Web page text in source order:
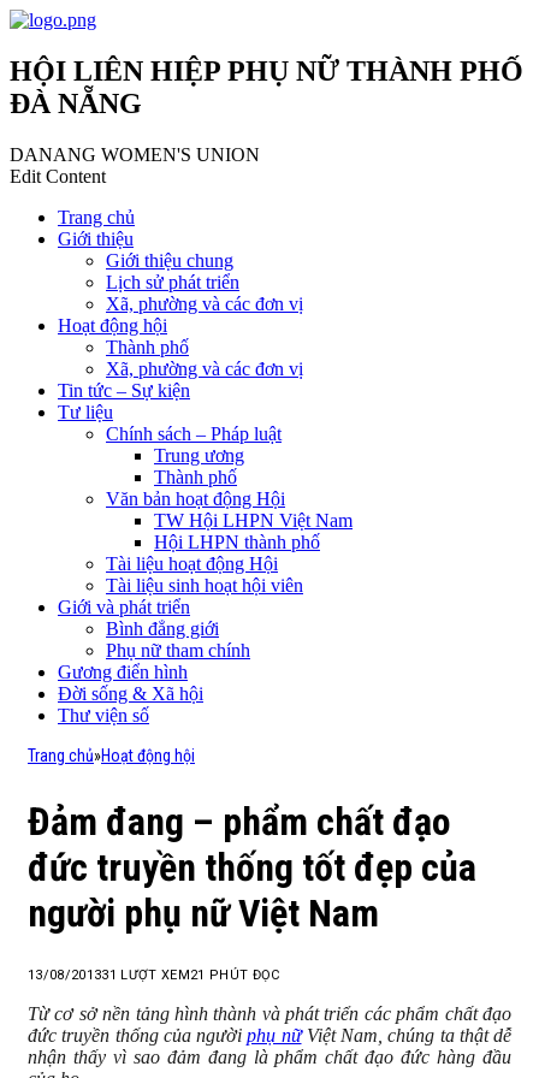
HỘI LIÊN HIỆP PHỤ NỮ THÀNH PHỐ
ĐÀ NẴNG
DANANG WOMEN'S UNION
Edit Content
Trang chủ
Giới thiệu
Giới thiệu chung
Lịch sử phát triển
Xã, phường và các đơn vị
Hoạt động hội
Thành phố
Xã, phường và các đơn vị
Tin tức – Sự kiện
Tư liệu
Chính sách – Pháp luật
Trung ương
Thành phố
Văn bản hoạt động Hội
TW Hội LHPN Việt Nam
Hội LHPN thành phố
Tài liệu hoạt động Hội
Tài liệu sinh hoạt hội viên
Giới và phát triển
Bình đẳng giới
Phụ nữ tham chính
Gương điển hình
Đời sống & Xã hội
Thư viện số
Trang chủ»Hoạt động hội
Đảm đang – phẩm chất đạo
đức truyền thống tốt đẹp của
người phụ nữ Việt Nam
13/08/201331 LƯỢT XEM 21 PHÚT ĐỌC
Từ cơ sở nền tảng hình thành và phát triển các phẩm chất đạo
đức truyền thống của ngườiphụ nữViệt Nam, chúng ta thật dễ
nhận thấy vì sao đảm đang là phẩm chất đạo đức hàng đầu